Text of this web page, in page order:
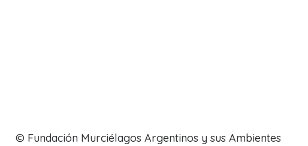
© Fundación Murciélagos Argentinos y sus Ambientes